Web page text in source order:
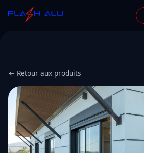
← Retour aux produits